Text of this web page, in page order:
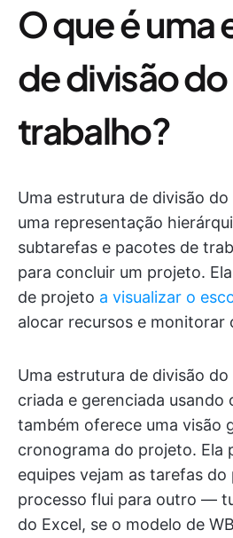
O que é uma
de divisão do
trabalho?
Uma estrutura de divisão
uma representação
subtarefas e pacotes de
para concluir um projeto.
de projeto a visualizar o
alocar recursos e monitorar
Uma estrutura de divisão
criada e gerenciada usando
também oferece uma visão
cronograma do projeto. Ela
equipes vejam as tarefas
processo flui para outro —
do Excel, se o modelo de